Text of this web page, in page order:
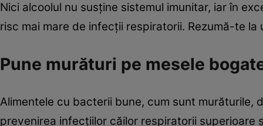
Nici alcoolul nu susţine sistemul imunitar, iar în
risc mai mare de infecţii respiratorii. Rezumă-te
Pune murături pe mesele
Alimentele cu bacterii bune, cum sunt
prevenirea infecţiilor căilor respiratorii